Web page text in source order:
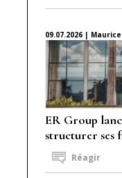
09.07.2026 | Maurice
ER Group
structurer ses
Réagir